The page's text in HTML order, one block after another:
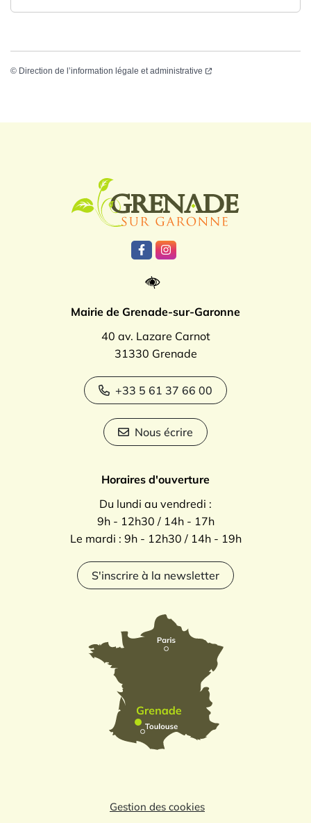
© Direction de l’information légale et administrative
Lien vers le compte Facebook
Lien vers le compte
Mairie de Grenade-sur-Garonne
40 av. Lazare Carnot
31330 Grenade
+33 5 61 37 66 00
Nous écrire
Horaires d'ouverture
Du lundi au vendredi :
9h - 12h30 / 14h - 17h
Le mardi : 9h - 12h30 / 14h - 19h
S'inscrire à la newsletter
Gestion des cookies